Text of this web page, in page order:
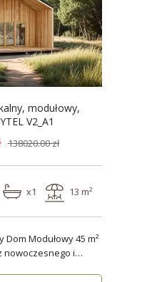
modułowy,
V2_A1
138020.00 zł
x1 13 m²
Dom Modułowy 45 m²